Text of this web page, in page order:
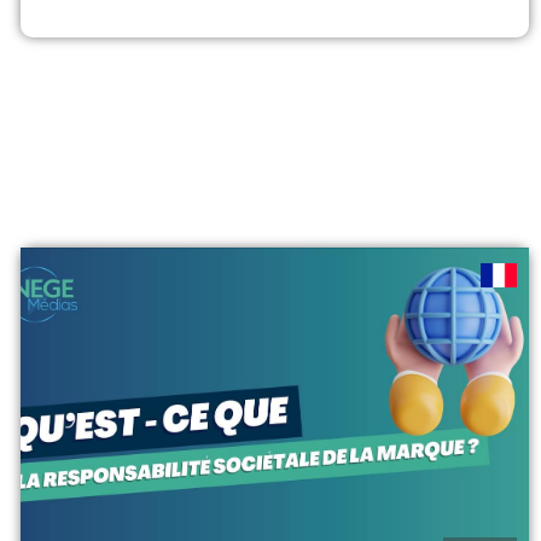
employeur et salarié. Les organisations mettent en place